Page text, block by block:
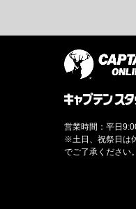
営業時間：平日
※土日、祝祭日は
でご了承ください。